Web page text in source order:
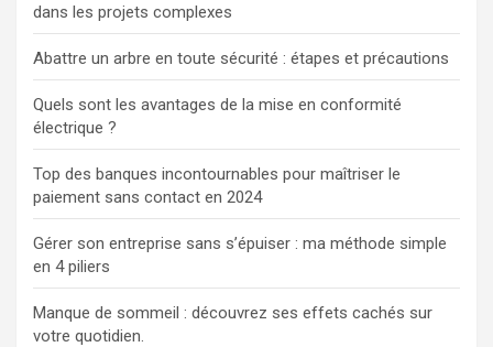
dans les projets complexes
Abattre un arbre en toute sécurité : étapes et précautions
Quels sont les avantages de la mise en conformité
électrique ?
Top des banques incontournables pour maîtriser le
paiement sans contact en 2024
Gérer son entreprise sans s’épuiser : ma méthode simple
en 4 piliers
Manque de sommeil : découvrez ses effets cachés sur
votre quotidien.